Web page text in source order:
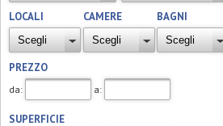
LOCALI CAMERE BAGNI
PREZZO
da: a:
SUPERFICIE